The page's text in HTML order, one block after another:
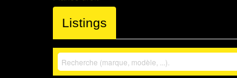
Listings